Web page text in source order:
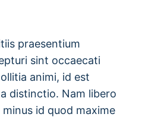
praesentium
sint occaecati
animi, id est
distinctio. Nam libero
id quod maxime